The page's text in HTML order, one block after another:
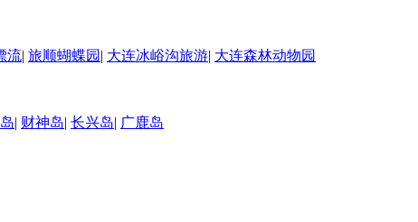
流| 旅顺蝴蝶园 | 大连冰峪沟旅游| 大连森林动物园
| 财神岛| 长兴岛| 广鹿岛